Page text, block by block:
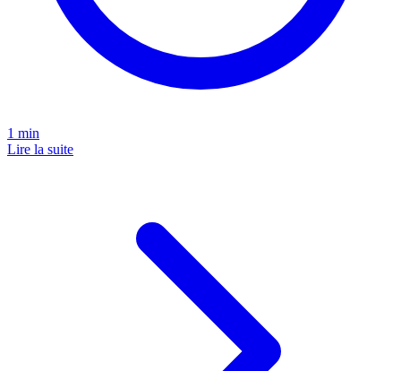
1 min
Lire la suite